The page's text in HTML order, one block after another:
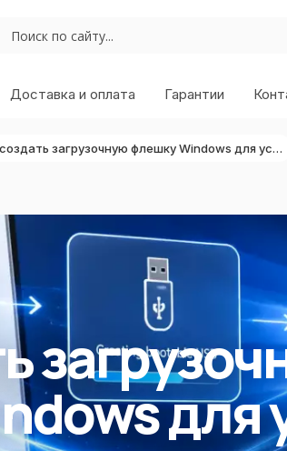
Доставка и оплата Гарантии
Как создать загрузочную флешку Windows для установки системы
для